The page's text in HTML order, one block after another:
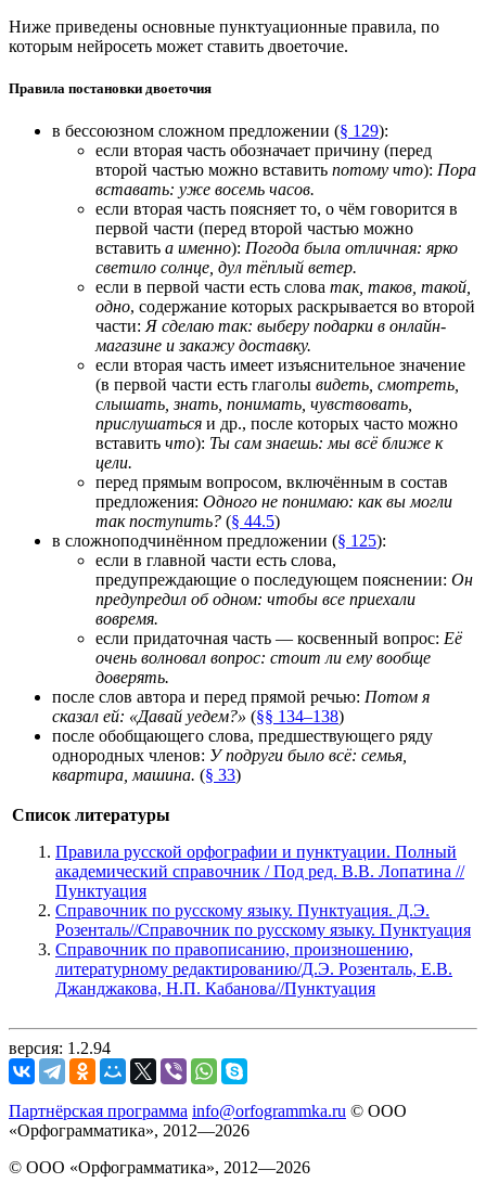
Ниже приведены основные пунктуационные правила, по
которым нейросеть может ставить двоеточие.
Правила постановки двоеточия
в бессоюзном сложном предложении (§ 129):
если вторая часть обозначает причину (перед
второй частью можно вставить потому что): Пора
вставать: уже восемь часов.
если вторая часть поясняет то, о чём говорится в
первой части (перед второй частью можно
вставить а именно): Погода была отличная: ярко
светило солнце, дул тёплый ветер.
если в первой части есть слова так, таков, такой,
одно, содержание которых раскрывается во второй
части: Я сделаю так: выберу подарки в онлайн-
магазине и закажу доставку.
если вторая часть имеет изъяснительное значение
(в первой части есть глаголы видеть, смотреть,
слышать, знать, понимать, чувствовать,
прислушаться и др., после которых часто можно
вставить что): Ты сам знаешь: мы всё ближе к
цели.
перед прямым вопросом, включённым в состав
предложения: Одного не понимаю: как вы могли
так поступить? (§ 44.5)
в сложноподчинённом предложении (§ 125):
если в главной части есть слова,
предупреждающие о последующем пояснении: Он
предупредил об одном: чтобы все приехали
вовремя.
если придаточная часть — косвенный вопрос: Её
очень волновал вопрос: стоит ли ему вообще
доверять.
после слов автора и перед прямой речью: Потом я
сказал ей: «Давай уедем?» (§§ 134–138)
после обобщающего слова, предшествующего ряду
однородных членов: У подруги было всё: семья,
квартира, машина. (§ 33)
Список литературы
Правила русской орфографии и пунктуации. Полный
академический справочник / Под ред. В.В. Лопатина //
Пунктуация
Справочник по русскому языку. Пунктуация. Д.Э.
Розенталь//Справочник по русскому языку. Пунктуация
Справочник по правописанию, произношению,
литературному редактированию/Д.Э. Розенталь, Е.В.
Джанджакова, Н.П. Кабанова//Пунктуация
версия: 1.2.94
Партнёрская программа info@orfogrammka.ru © ООО
«Орфограмматика», 2012—2026
© ООО «Орфограмматика», 2012—2026